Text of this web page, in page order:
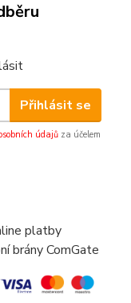
Přihlásit se
údajů za účelem
platby
brány ComGate